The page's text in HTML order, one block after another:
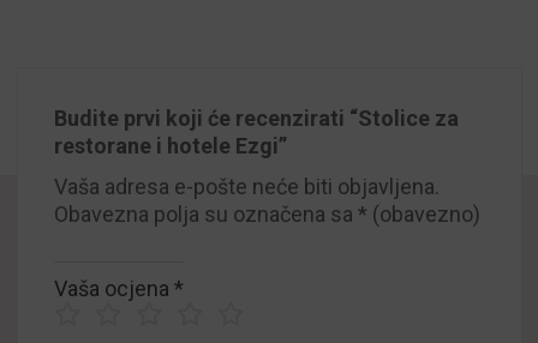
Budite prvi koji će recenzirati “Stolice za
restorane i hotele Ezgi”
Vaša adresa e-pošte neće biti objavljena.
Obavezna polja su označena sa * (obavezno)
Vaša ocjena *